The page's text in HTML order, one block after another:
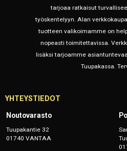
tarjoaa ratkaisut
työskentelyyn. Alan
tuotteen valikoimamme on
nopeasti toimitettavissa.
lisäksi tarjoamme
Tuupakassa.
YHTEYSTIEDOT
Noutovarasto
Tuupakantie 32
01740 VANTAA